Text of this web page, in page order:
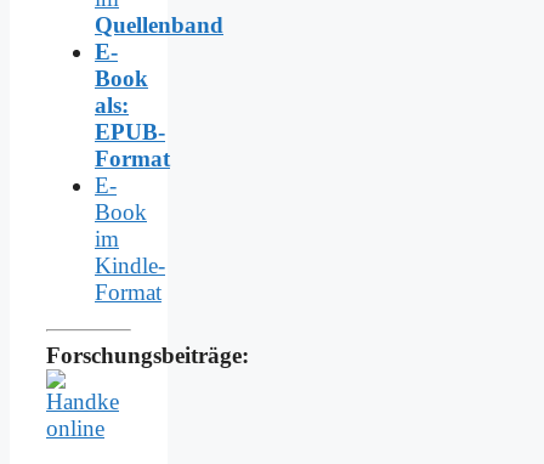
Quellenband
E-
Book
als:
EPUB-
Format
E-
Book
im
Kindle-
Format
Forschungsbeiträge: